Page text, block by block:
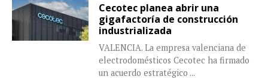
Cecotec planea abrir una
gigafactoría de construcción
industrializada
VALENCIA. La empresa valenciana de
electrodomésticos Cecotec ha firmado
un acuerdo estratégico ...